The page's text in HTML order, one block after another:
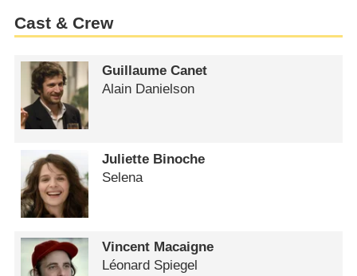
Cast & Crew
Guillaume Canet
Alain Danielson
Juliette Binoche
Selena
Vincent Macaigne
Léonard Spiegel